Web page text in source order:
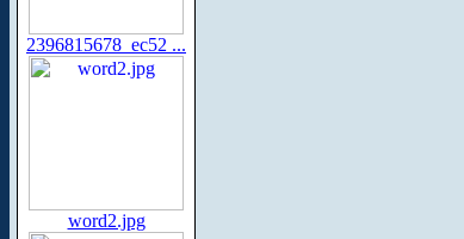
2396815678_ec52 ...
word2.jpg